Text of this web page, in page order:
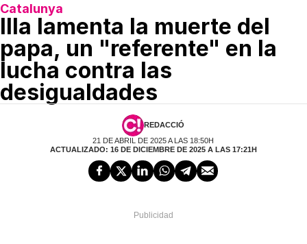
Catalunya
Illa lamenta la muerte del
papa, un "referente" en la
lucha contra las
desigualdades
REDACCIÓ
21 DE ABRIL DE 2025 A LAS 18:50H
ACTUALIZADO: 16 DE DICIEMBRE DE 2025 A LAS 17:21H